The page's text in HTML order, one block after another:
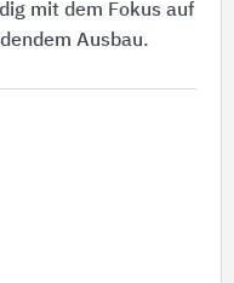
mit dem Fokus auf
Ausbau.